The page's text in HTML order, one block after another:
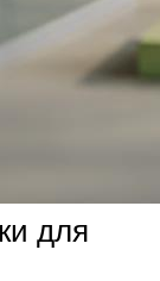
для